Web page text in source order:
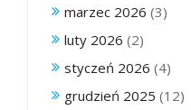
marzec 2026 (3)
luty 2026 (2)
styczeń 2026 (4)
grudzień 2025 (12)